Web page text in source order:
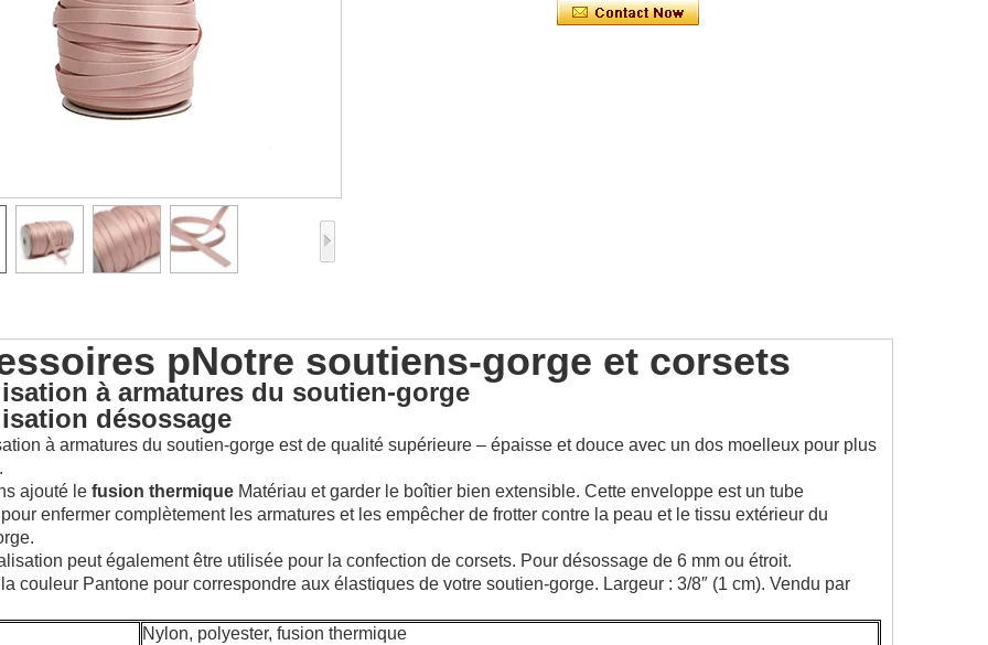
pNotre soutiens-gorge et corsets
à armatures du soutien-gorge
désossage
à armatures du soutien-gorge est de qualité supérieure – épaisse et douce avec un dos moelleux pour plus
ajouté le fusion thermique Matériau et garder le boîtier bien extensible. Cette enveloppe est un tube
enfermer complètement les armatures et les empêcher de frotter contre la peau et le tissu extérieur du
peut également être utilisée pour la confection de corsets. Pour désossage de 6 mm ou étroit.
couleur Pantone pour correspondre aux élastiques de votre soutien-gorge. Largeur : 3/8″ (1 cm). Vendu par
Nylon, polyester, fusion thermique